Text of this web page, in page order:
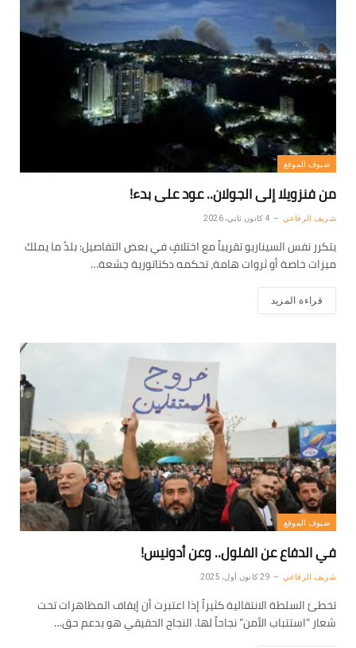
ضيوف الموقع
من فنزويلا إلى الجولان.. عود على بدء!
شريف الرفاعي 4 كانون ثاني، 2026
يتكرر نفس السيناريو تقريباً مع اختلافٍ في بعض التفاصيل: بلدٌ ما يملك
ميزات خاصة أو ثروات هامة، تحكمه دكتاتورية جشعة…
قراءة المزيد
ضيوف الموقع
في الدفاع عن الفلول.. وعن أدونيس!
شريف الرفاعي 29 كانون أول، 2025
تخطئ السلطة الانتقالية كثيراً إذا اعتبرت أن إيقاف المظاهرات تحت
شعار “استتباب الأمن” نجاحاً لها. النجاح الحقيقي هو بدعم حق…